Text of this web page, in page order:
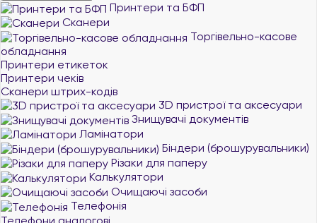
Принтери та БФП
Сканери
Торгівельно-касове
обладнання
Принтери етикеток
Принтери чеків
Сканери штрих-кодів
3D пристрої та аксесуари
Знищувачі документів
Ламінатори
Біндери (брошурувальники)
Різаки для паперу
Калькулятори
Очищаючі засоби
Телефонія
Телефони аналогові